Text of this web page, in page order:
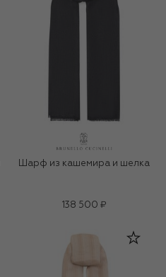
Шарф из кашемира и шелка
138 500 ₽